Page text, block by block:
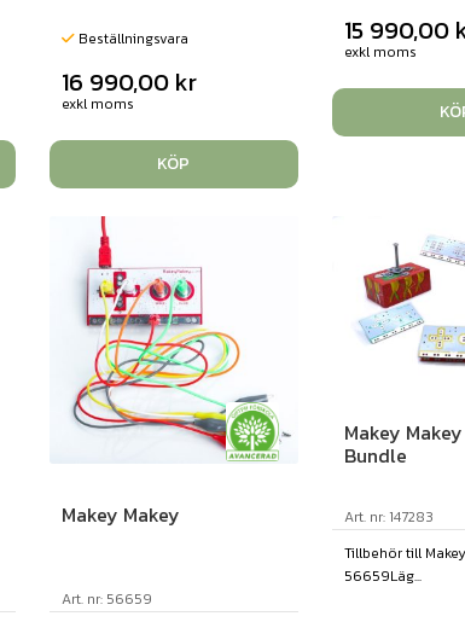
Beställningsvara
16 990,00 kr
exkl moms
KÖP
15 990,00
exkl moms
Makey Makey
Art. nr: 56659
Makey
Bundle
Art. nr: 147283
Tillbehör till
56659Läg...